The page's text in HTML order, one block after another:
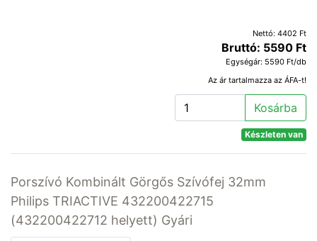
Nettó: 4402 Ft
Bruttó: 5590 Ft
Egységár: 5590 Ft/db
Az ár tartalmazza az ÁFA-t!
Kosárba
Készleten van
Porszívó Kombinált Görgős Szívófej 32mm
Philips TRIACTIVE 432200422715
(432200422712 helyett) Gyári